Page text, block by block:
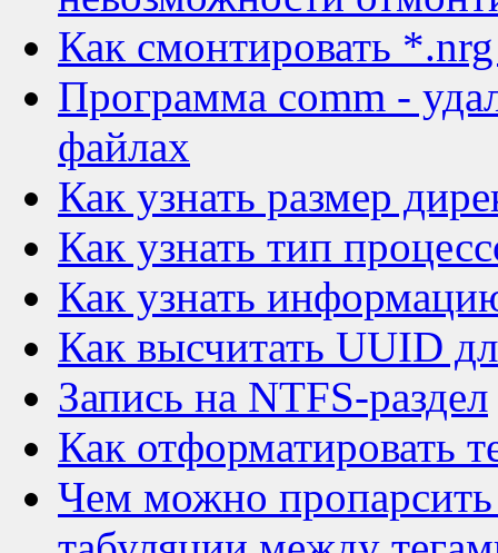
Как смонтировать
Программа comm -
файлах
Как узнать размер
Как узнать тип
Как узнать
Как высчитать UUID
Запись на NTFS-раздел
Как отформатировать
Чем можно